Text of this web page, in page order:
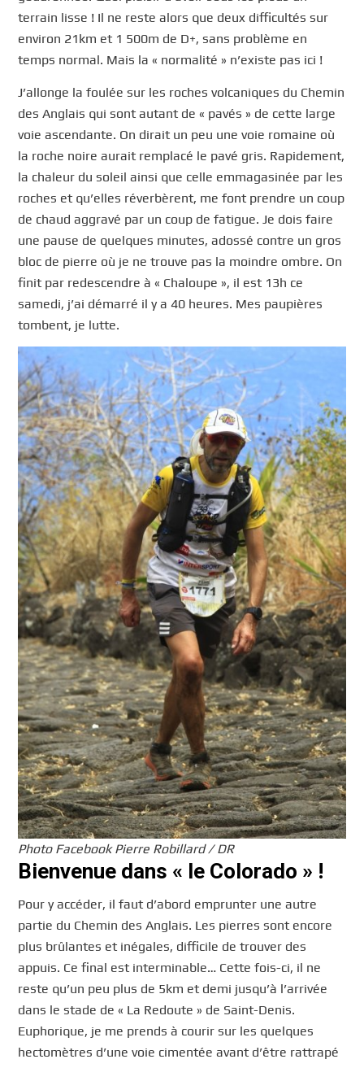
terrain lisse ! Il ne reste alors que deux difficultés sur
environ 21km et 1 500m de D+, sans problème en
temps normal. Mais la « normalité » n’existe pas ici !
J’allonge la foulée sur les roches volcaniques du Chemin
des Anglais qui sont autant de « pavés » de cette large
voie ascendante. On dirait un peu une voie romaine où
la roche noire aurait remplacé le pavé gris. Rapidement,
la chaleur du soleil ainsi que celle emmagasinée par les
roches et qu’elles réverbèrent, me font prendre un coup
de chaud aggravé par un coup de fatigue. Je dois faire
une pause de quelques minutes, adossé contre un gros
bloc de pierre où je ne trouve pas la moindre ombre. On
finit par redescendre à « Chaloupe », il est 13h ce
samedi, j’ai démarré il y a 40 heures. Mes paupières
tombent, je lutte.
Photo Facebook Pierre Robillard / DR
Bienvenue dans « le Colorado » !
Pour y accéder, il faut d’abord emprunter une autre
partie du Chemin des Anglais. Les pierres sont encore
plus brûlantes et inégales, difficile de trouver des
appuis. Ce final est interminable… Cette fois-ci, il ne
reste qu’un peu plus de 5km et demi jusqu’à l’arrivée
dans le stade de « La Redoute » de Saint-Denis.
Euphorique, je me prends à courir sur les quelques
hectomètres d’une voie cimentée avant d’être rattrapé